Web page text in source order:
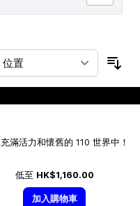
滿活力和懷舊的 110 世界中！
低至 HK$1,160.00
加入購物車